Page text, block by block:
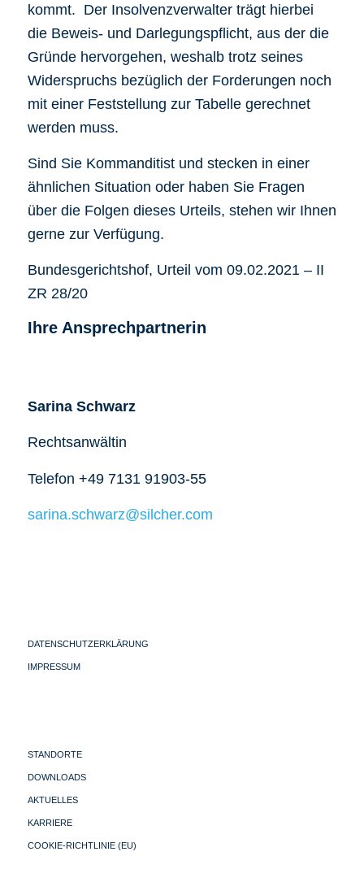
kommt. Der Insolvenzverwalter trägt hierbei
die Beweis- und Darlegungspflicht, aus der die
Gründe hervorgehen, weshalb trotz seines
Widerspruchs bezüglich der Forderungen noch
mit einer Feststellung zur Tabelle gerechnet
werden muss.
Sind Sie Kommanditist und stecken in einer
ähnlichen Situation oder haben Sie Fragen
über die Folgen dieses Urteils, stehen wir Ihnen
gerne zur Verfügung.
Bundesgerichtshof, Urteil vom 09.02.2021 – II
ZR 28/20
Ihre Ansprechpartnerin
Sarina Schwarz
Rechtsanwältin
Telefon +49 7131 91903-55
sarina.schwarz@silcher.com
DATENSCHUTZERKLÄRUNG
IMPRESSUM
STANDORTE
DOWNLOADS
AKTUELLES
KARRIERE
COOKIE-RICHTLINIE (EU)